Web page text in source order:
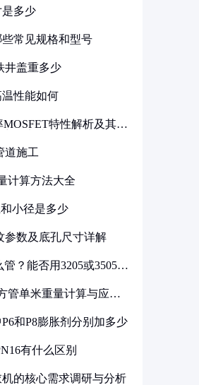
多少
常见规格和型号
井盖重多少
性能如何
MOSFET特性解析及其在
道施工
计算方法大全
小径是多少
参数及底孔尺寸详解
管？能否用3205或3505代
管单米重量计算与应用
和P8膨胀剂分别加多少
有什么区别
的核心需求调研与分析